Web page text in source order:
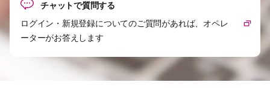
チャットで質問する
ログイン・新規登録についてのご質問があれば、オペレ
ーターがお答えします